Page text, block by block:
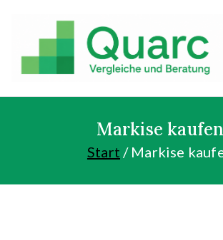
springen
Markise kaufen
Start Markise